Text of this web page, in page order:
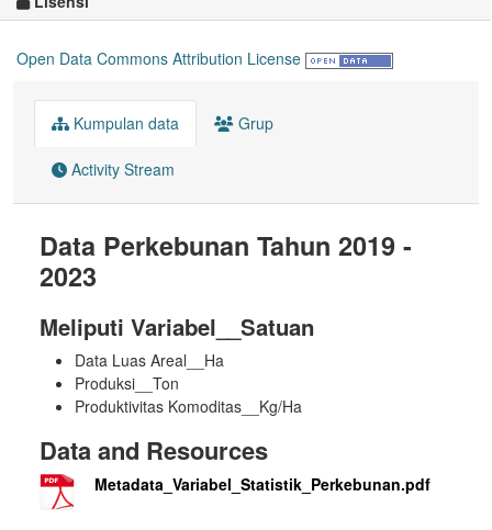
Open Data Commons Attribution License
Kumpulan data Grup
Activity Stream
Data Perkebunan Tahun 2019 -
2023
Meliputi Variabel__Satuan
Data Luas Areal__Ha
Produksi__Ton
Produktivitas Komoditas__Kg/Ha
Data and Resources
Metadata_Variabel_Statistik_Perkebunan.pdf